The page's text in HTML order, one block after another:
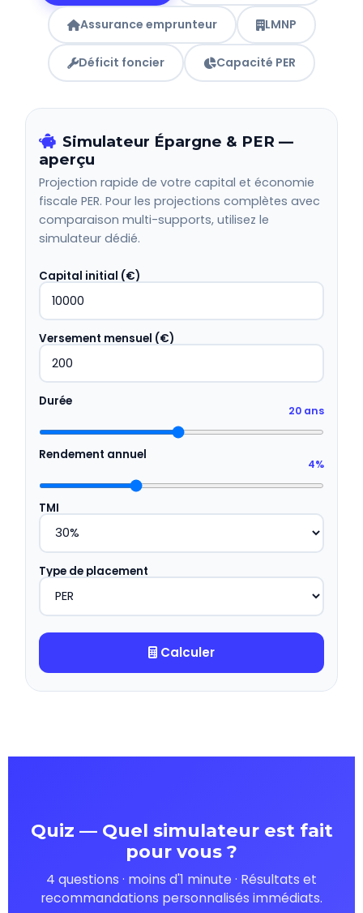
Assurance emprunteur LMNP
Déficit foncier Capacité PER
Simulateur Épargne & PER —
aperçu
Projection rapide de votre capital et économie
fiscale PER. Pour les projections complètes avec
comparaison multi-supports, utilisez le
simulateur dédié.
Capital initial (€)
Versement mensuel (€)
Durée
20 ans
Rendement annuel
4%
TMI
Type de placement
Calculer
Quiz — Quel simulateur est fait
pour vous ?
4 questions · moins d'1 minute · Résultats et
recommandations personnalisés immédiats.